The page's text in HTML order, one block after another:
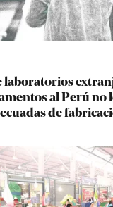
laboratorios
al Perú no
de